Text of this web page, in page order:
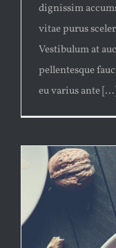
dignissim
vitae purus
Vestibulum at
pellentesque
eu varius ante